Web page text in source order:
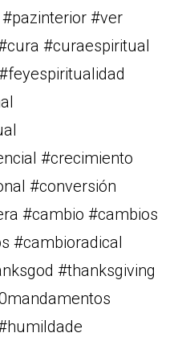
#ver
#curaespiritual
#crecimiento
#conversión
#cambio #cambios
#cambioradical
#thanksgiving